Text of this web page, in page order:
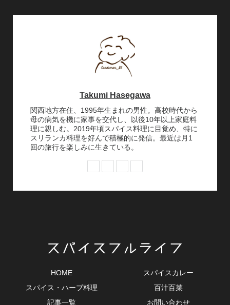
Takumi Hasegawa
関西地方在住、1995年生まれの男性。高校時代から
母の病気を機に家事を交代し、以後10年以上家庭料
理に親しむ。2019年頃スパイス料理に目覚め、特に
スリランカ料理を好んで積極的に発信。最近は月1
回の旅行を楽しみに生きている。
HOME
スパイスカレー
スパイス・ハーブ料理
百汁百菜
記事一覧
お問い合わせ